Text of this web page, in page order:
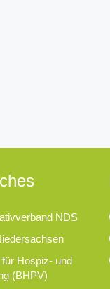
NDS
Hospiz- und
(BHPV)